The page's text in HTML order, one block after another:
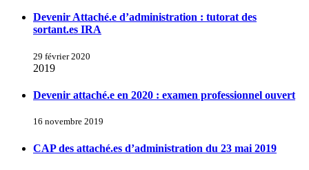
Devenir Attaché.e d’administration : tutorat des
sortant.es IRA
29 février 2020
2019
Devenir attaché.e en 2020 : examen professionnel ouvert
16 novembre 2019
CAP des attaché.es d’administration du 23 mai 2019